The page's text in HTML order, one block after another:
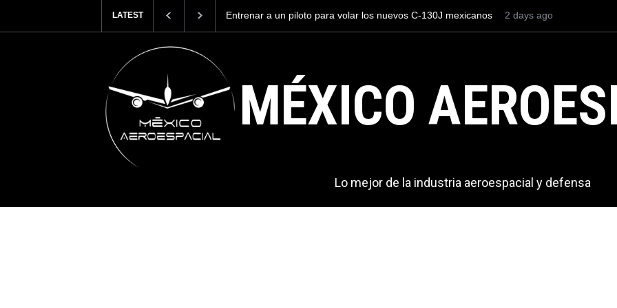
LATEST
Con 35,900 pasajeros el AIFA está entre los aeropuertos con
AICM.
La industria naval
MÉXICO
Lo mejor de la industria aeroespacial y defensa